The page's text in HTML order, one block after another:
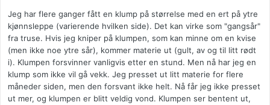
Jeg har flere ganger fått en klump på størrelse med en ert på ytre
kjønnsleppe (varierende hvilken side). Det kan virke som "gangsår"
fra truse. Hvis jeg kniper på klumpen, som kan minne om en kvise
(men ikke noe ytre sår), kommer materie ut (gult, av og til litt rødt
i). Klumpen forsvinner vanligvis etter en stund. Men nå har jeg en
klump som ikke vil gå vekk. Jeg presset ut litt materie for flere
måneder siden, men den forsvant ikke helt. Nå får jeg ikke presset
ut mer, og klumpen er blitt veldig vond. Klumpen ser bentent ut,